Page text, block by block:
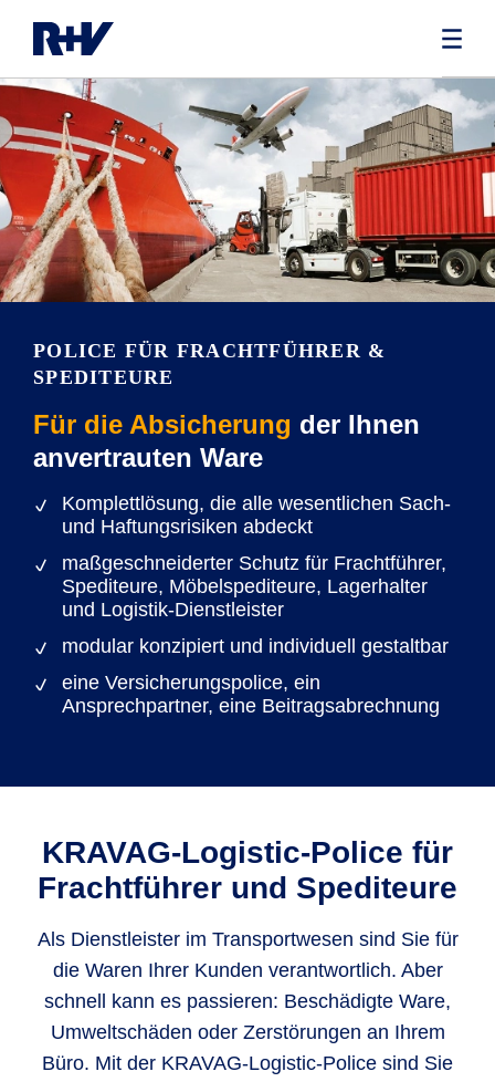
POLICE FÜR FRACHTFÜHRER &
SPEDITEURE
Für die Absicherung der Ihnen
anvertrauten Ware
Komplettlösung, die alle wesentlichen Sach-
und Haftungsrisiken abdeckt
maßgeschneiderter Schutz für Frachtführer,
Spediteure, Möbelspediteure, Lagerhalter
und Logistik-Dienstleister
modular konzipiert und individuell gestaltbar
eine Versicherungspolice, ein
Ansprechpartner, eine Beitragsabrechnung
KRAVAG-Logistic-Police für
Frachtführer und Spediteure
Als Dienstleister im Transportwesen sind Sie für
die Waren Ihrer Kunden verantwortlich. Aber
schnell kann es passieren: Beschädigte Ware,
Umweltschäden oder Zerstörungen an Ihrem
Büro. Mit der KRAVAG-Logistic-Police sind Sie